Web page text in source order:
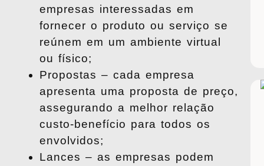
empresas interessadas em
fornecer o produto ou serviço se
reúnem em um ambiente virtual
ou físico;
Propostas – cada empresa
apresenta uma proposta de preço,
assegurando a melhor relação
custo-benefício para todos os
envolvidos;
Lances – as empresas podem